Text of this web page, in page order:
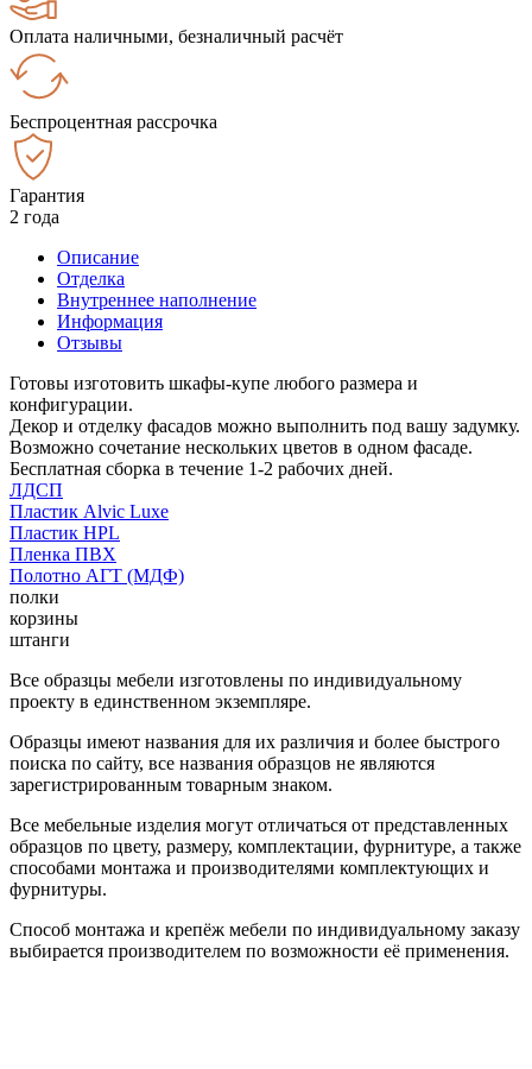
Оплата наличными, безналичный расчёт
Беспроцентная рассрочка
Гарантия
2 года
Описание
Отделка
Внутреннее наполнение
Информация
Отзывы
Готовы изготовить шкафы-купе любого размера и
конфигурации.
Декор и отделку фасадов можно выполнить под вашу задумку.
Возможно сочетание нескольких цветов в одном фасаде.
Бесплатная сборка в течение 1-2 рабочих дней.
ЛДСП
Пластик Alvic Luxe
Пластик HPL
Пленка ПВХ
Полотно АГТ (МДФ)
полки
корзины
штанги
Все образцы мебели изготовлены по индивидуальному
проекту в единственном экземпляре.
Образцы имеют названия для их различия и более быстрого
поиска по сайту, все названия образцов не являются
зарегистрированным товарным знаком.
Все мебельные изделия могут отличаться от представленных
образцов по цвету, размеру, комплектации, фурнитуре, а также
способами монтажа и производителями комплектующих и
фурнитуры.
Способ монтажа и крепёж мебели по индивидуальному заказу
выбирается производителем по возможности её применения.